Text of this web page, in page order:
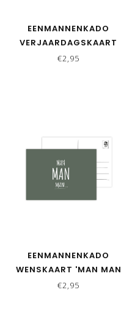
EENMANNENKADO
VERJAARDAGSKAART
'HIEPERDEPIEP HOERA
€2,95
EENMANNENKADO
WENSKAART 'MAN MAN
MAN' - GROEN
€2,95